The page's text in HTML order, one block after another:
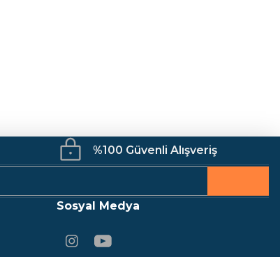
%100 Güvenli Alışveriş
Sosyal Medya